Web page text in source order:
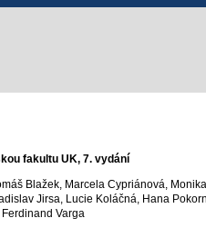
fakultu UK, 7. vydání
Blažek, Marcela Cypriánová, Monika
Jirsa, Lucie Koláčná, Hana
Varga